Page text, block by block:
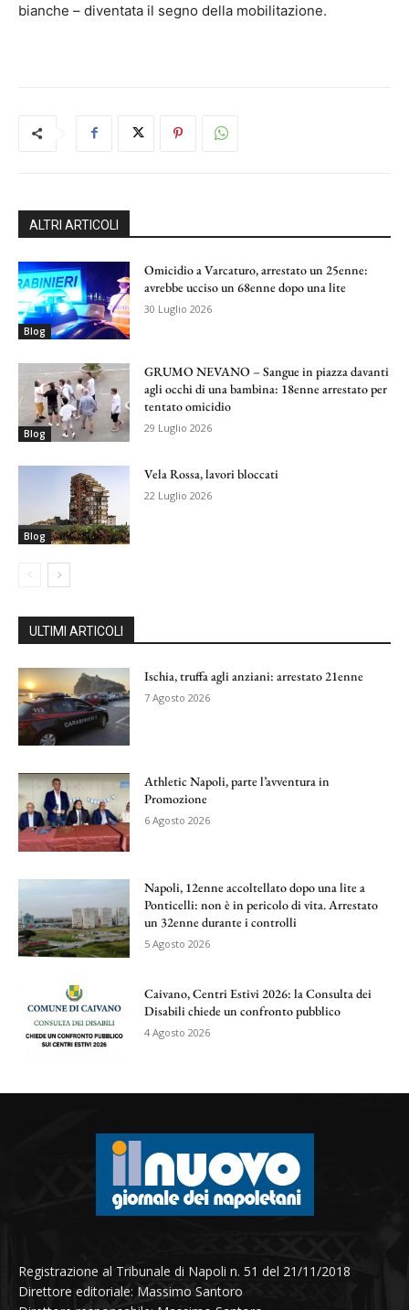
bianche – diventata il segno della mobilitazione.
ALTRI ARTICOLI
Blog
Omicidio a Varcaturo, arrestato un 25enne:
avrebbe ucciso un 68enne dopo una lite
30 Luglio 2026
Blog
GRUMO NEVANO – Sangue in piazza davanti
agli occhi di una bambina: 18enne arrestato per
tentato omicidio
29 Luglio 2026
Blog
Vela Rossa, lavori bloccati
22 Luglio 2026
ULTIMI ARTICOLI
Ischia, truffa agli anziani: arrestato 21enne
7 Agosto 2026
Athletic Napoli, parte l’avventura in
Promozione
6 Agosto 2026
Napoli, 12enne accoltellato dopo una lite a
Ponticelli: non è in pericolo di vita. Arrestato
un 32enne durante i controlli
5 Agosto 2026
Caivano, Centri Estivi 2026: la Consulta dei
Disabili chiede un confronto pubblico
4 Agosto 2026
Registrazione al Tribunale di Napoli n. 51 del 21/11/2018
Direttore editoriale: Massimo Santoro